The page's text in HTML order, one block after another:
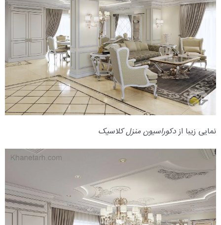
نمایی زیبا ازدکوراسیون منزل کلاسیک